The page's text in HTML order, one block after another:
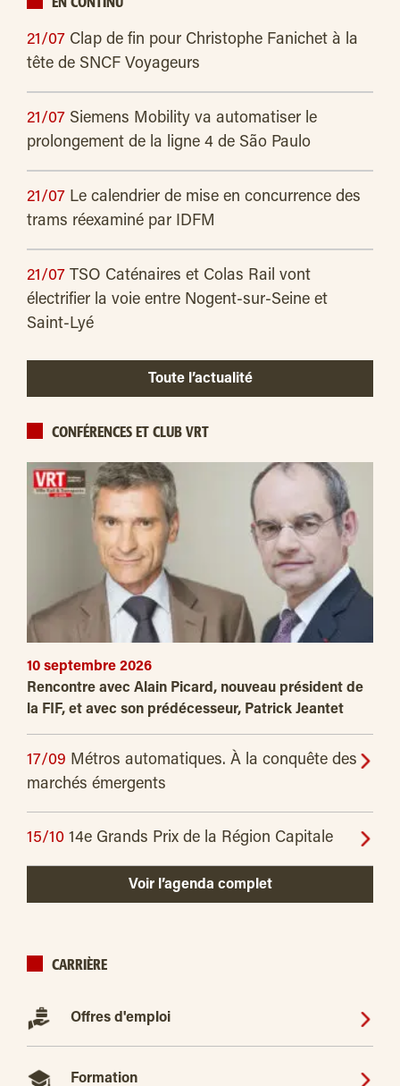
EN CONTINU
21/07 Clap de fin pour Christophe Fanichet à la
tête de SNCF Voyageurs
21/07 Siemens Mobility va automatiser le
prolongement de la ligne 4 de São Paulo
21/07 Le calendrier de mise en concurrence des
trams réexaminé par IDFM
21/07 TSO Caténaires et Colas Rail vont
électrifier la voie entre Nogent-sur-Seine et
Saint-Lyé
Toute l’actualité
CONFÉRENCES ET CLUB VRT
10 septembre 2026
Rencontre avec Alain Picard, nouveau président de
la FIF, et avec son prédécesseur, Patrick Jeantet
17/09 Métros automatiques. À la conquête des
marchés émergents
15/10 14e Grands Prix de la Région Capitale
Voir l’agenda complet
CARRIÈRE
Offres d'emploi
Formation